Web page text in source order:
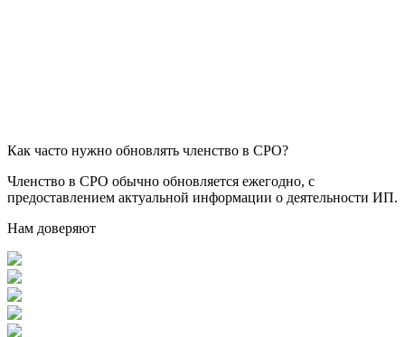
Как часто нужно обновлять членство в СРО?
Членство в СРО обычно обновляется ежегодно, с
предоставлением актуальной информации о деятельности ИП.
Нам доверяют